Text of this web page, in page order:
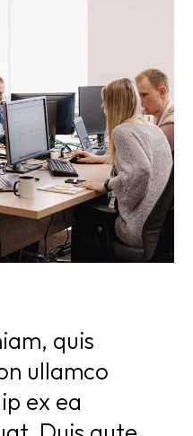
quis
ullamco
ex ea